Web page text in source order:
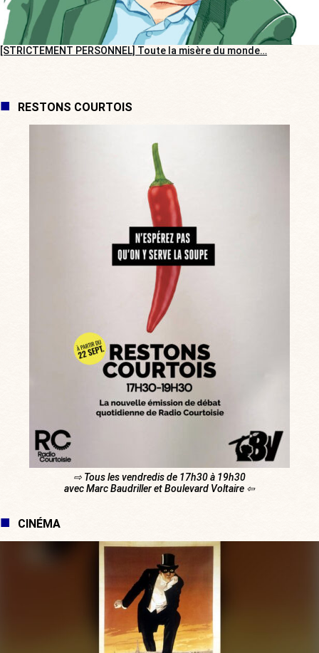
[STRICTEMENT PERSONNEL] Toute la misère du monde…
RESTONS COURTOIS
⇨ Tous les vendredis de 17h30 à 19h30
avec Marc Baudriller et Boulevard Voltaire ⇦
CINÉMA